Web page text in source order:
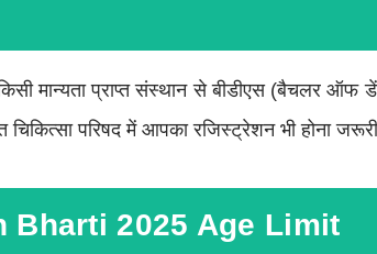
मान्यता प्राप्त संस्थान से बीडीएस (बैचलर ऑफ
चिकित्सा परिषद में आपका रजिस्ट्रेशन भी होना
Bharti 2025 Age Limit